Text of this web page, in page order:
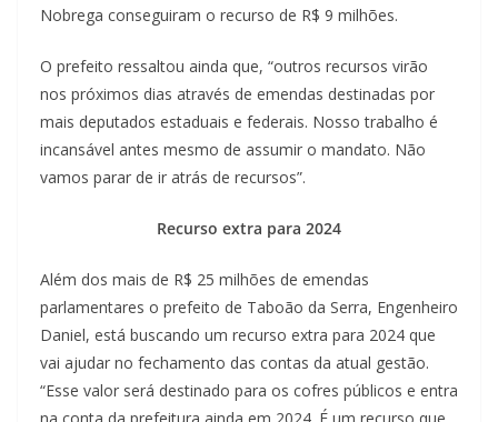
Nobrega conseguiram o recurso de R$ 9 milhões.
O prefeito ressaltou ainda que, “outros recursos virão
nos próximos dias através de emendas destinadas por
mais deputados estaduais e federais. Nosso trabalho é
incansável antes mesmo de assumir o mandato. Não
vamos parar de ir atrás de recursos”.
Recurso extra para 2024
Além dos mais de R$ 25 milhões de emendas
parlamentares o prefeito de Taboão da Serra, Engenheiro
Daniel, está buscando um recurso extra para 2024 que
vai ajudar no fechamento das contas da atual gestão.
“Esse valor será destinado para os cofres públicos e entra